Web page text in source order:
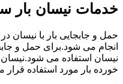
خدمات نیسان بار
حمل و جابجایی بار با نیسان
نیسان استفاده می
خورده بار مورد استفاده قرار